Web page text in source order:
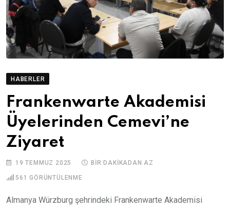
HABERLER
Frankenwarte Akademisi
Üyelerinden Cemevi’ne
Ziyaret
19 TEMMUZ 2025 BIR DAKIKADAN AZ
561 GÖRÜNTÜLENME
Almanya Würzburg şehrindeki Frankenwarte Akademisi